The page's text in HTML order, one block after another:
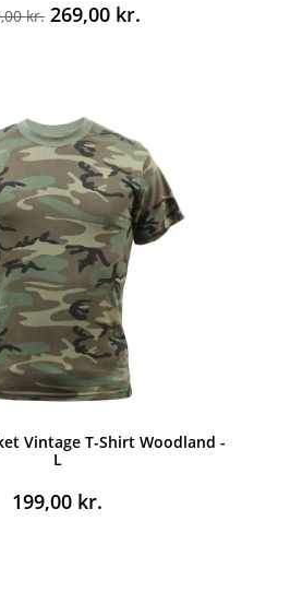
kr. Den
269,00 kr.Den
Vintage T-Shirt Woodland -
L
199,00 kr.